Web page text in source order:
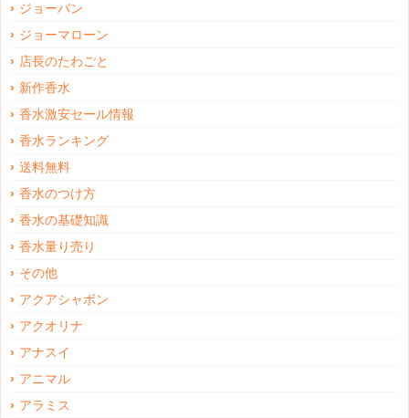
ジョーバン
ジョーマローン
店長のたわごと
新作香水
香水激安セール情報
香水ランキング
送料無料
香水のつけ方
香水の基礎知識
香水量り売り
その他
アクアシャボン
アクオリナ
アナスイ
アニマル
アラミス